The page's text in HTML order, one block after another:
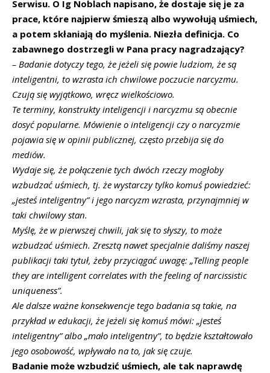
Serwisu. O Ig Noblach napisano, że dostaje się je za
prace, które najpierw śmieszą albo wywołują uśmiech,
a potem skłaniają do myślenia. Niezła definicja. Co
zabawnego dostrzegli w Pana pracy nagradzający?
– Badanie dotyczy tego, że jeżeli się powie ludziom, że są
inteligentni, to wzrasta ich chwilowe poczucie narcyzmu.
Czują się wyjątkowo, wręcz wielkościowo.
Te terminy, konstrukty inteligencji i narcyzmu są obecnie
dosyć popularne. Mówienie o inteligencji czy o narcyzmie
pojawia się w opinii publicznej, często przebija się do
mediów.
Wydaje się, że połączenie tych dwóch rzeczy mogłoby
wzbudzać uśmiech, tj. że wystarczy tylko komuś powiedzieć:
„jesteś inteligentny” i jego narcyzm wzrasta, przynajmniej w
taki chwilowy stan.
Myślę, że w pierwszej chwili, jak się to słyszy, to może
wzbudzać uśmiech. Zresztą nawet specjalnie daliśmy naszej
publikacji taki tytuł, żeby przyciągać uwagę: „Telling people
they are intelligent correlates with the feeling of narcissistic
uniqueness”.
Ale dalsze ważne konsekwencje tego badania są takie, na
przykład w edukacji, że jeżeli się komuś mówi: „jesteś
inteligentny” albo „mało inteligentny”, to będzie kształtowało
jego osobowość, wpływało na to, jak się czuje.
Badanie może wzbudzić uśmiech, ale tak naprawdę